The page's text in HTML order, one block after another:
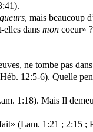
, mais beaucoup
elles dans moncoeur»
ne tombe pas
12:5-6). Quelle
1:18). Mais Il
(Lam. 1:21 ; 2:15 ;